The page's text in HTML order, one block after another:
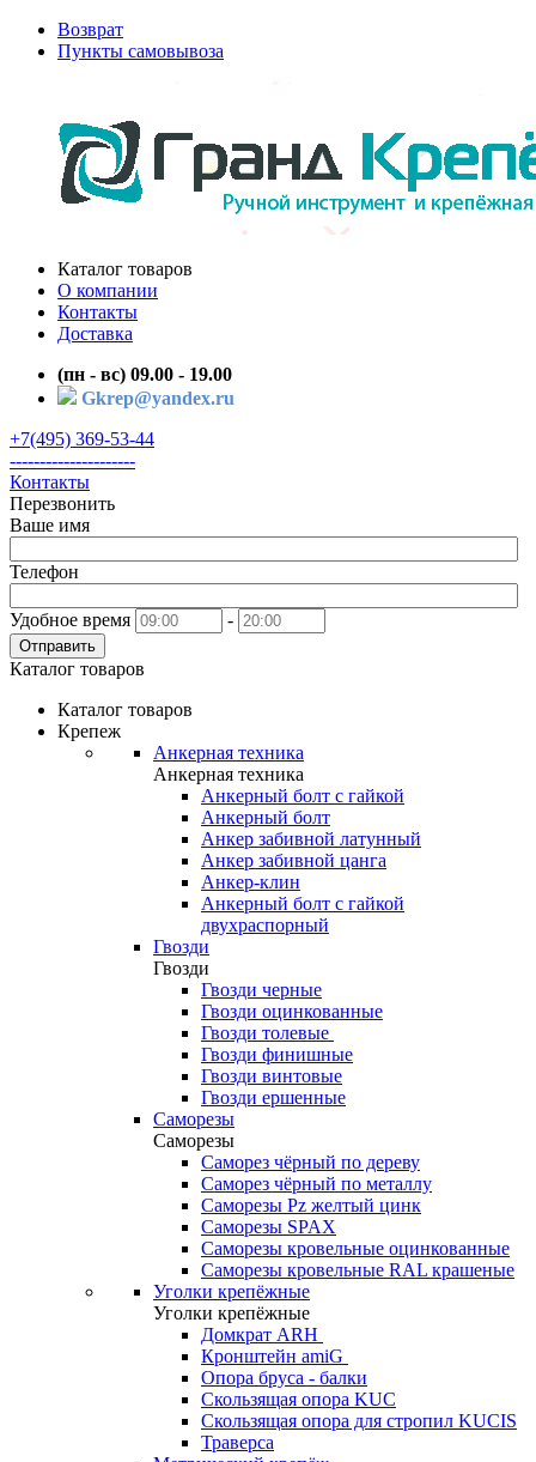
Возврат
Пункты самовывоза
Каталог товаров
О компании
Контакты
Доставка
(пн - вс) 09.00 - 19.00
Gkrep@yandex.ru
+7(495) 369-53-44
---------------------
Контакты
Перезвонить
Ваше имя
Телефон
Удобное время -
Отправить
Каталог товаров
Каталог товаров
Крепеж
Анкерная техника
Анкерная техника
Анкерный болт с гайкой
Анкерный болт
Анкер забивной латунный
Анкер забивной цанга
Анкер-клин
Анкерный болт с гайкой
двухраспорный
Гвозди
Гвозди
Гвозди черные
Гвозди оцинкованные
Гвозди толевые
Гвозди финишные
Гвозди винтовые
Гвозди ершенные
Саморезы
Саморезы
Саморез чёрный по дереву
Саморез чёрный по металлу
Саморезы Pz желтый цинк
Саморезы SPAX
Саморезы кровельные оцинкованные
Саморезы кровельные RAL крашеные
Уголки крепёжные
Уголки крепёжные
Домкрат ARH
Кронштейн amiG
Опора бруса - балки
Скользящая опора KUC
Скользящая опора для стропил KUCIS
Траверса